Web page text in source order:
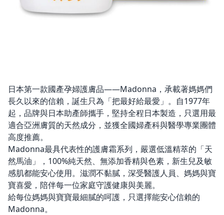
日本第一款國產孕婦護膚品——Madonna，承載著媽媽們
長久以來的信賴，誕生只為「把最好給最愛」。自1977年
起，品牌與日本助產師攜手，堅持全程日本製造，只選用最
適合亞洲膚質的天然成分，並獲全國婦產科與醫學專業團體
高度推薦。
Madonna最具代表性的護膚霜系列，嚴選低溫精萃的「天
然馬油」，100%純天然、無添加香精與色素，新生兒及敏
感肌都能安心使用。滋潤不黏膩，深受醫護人員、媽媽與寶
寶喜愛，陪伴每一位家庭守護健康與美麗。
給每位媽媽與寶寶最細膩的呵護，只選擇能安心信賴的
Madonna。